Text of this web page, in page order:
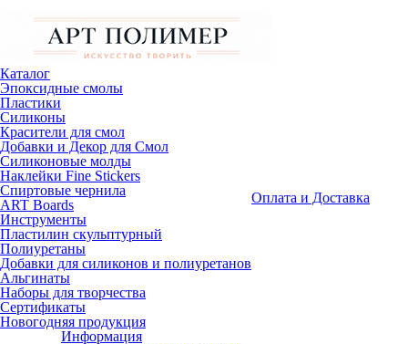
Каталог
Эпоксидные смолы
Пластики
Силиконы
Красители для смол
Добавки и Декор для Смол
Силиконовые молды
Наклейки Fine Stickers
Спиртовые чернила
ART Boards
Инструменты
Пластилин скульптурный
Полиуретаны
Добавки для силиконов и полиуретанов
Альгинаты
Наборы для творчества
Сертификаты
Новогодняя продукция
Оплата и Доставка
Информация